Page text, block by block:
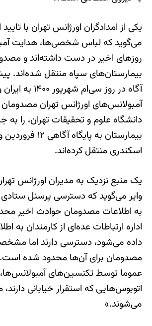
یکی از امدادگران اورژانس تهران با
می‌گوید که لباس شخصی‌ها، هدایت
روزهای اخیر در دست داشته‌اند و
بیمارستان‌های سپاه منتقل شده‌اند.
آگاه در روز سی‌ام
آمبولانس‌های اورژانس تهران
دانشگاه علوم و تحقیقات تهران، را به
بیمارستان به
اسکندری منتقل کرده‌اند.
یک منبع نزدیک به مدیران اورژانس
وایر می‌گوید که دسترسی پرسنل ستادی
به اطلاعات مصدومان حوادث اخیر
اداره ارتباطات عده‌ای از کارمندان به
داده می‌شود، دسترسی دارند اما
مصدومان برای آن‌ها محدود شده
عموما توسط تکنسین‌های
اتوبوس‌هایی که استقرار خیابانی
می‌شوند.»